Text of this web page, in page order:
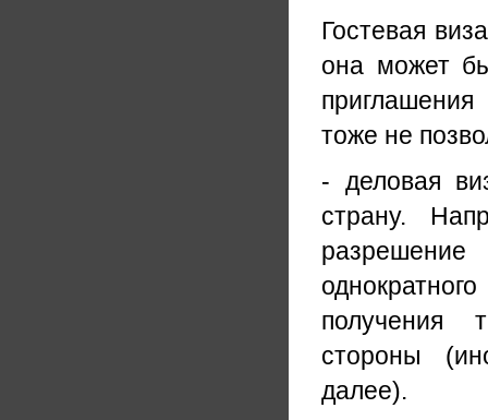
Гостевая
она может
тоже не
- деловая
страну.
получения
стороны
далее).